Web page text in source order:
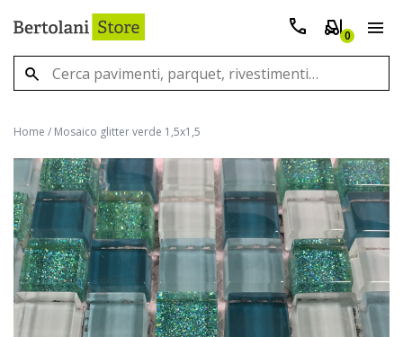
0
Home / Mosaico glitter verde 1,5x1,5